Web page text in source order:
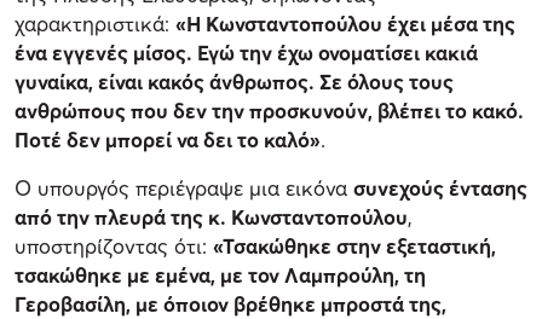
χαρακτηριστικά: «Η Κωνσταντοπούλου έχει μέσα της
ένα εγγενές μίσος. Εγώ την έχω ονοματίσει κακιά
γυναίκα, είναι κακός άνθρωπος. Σε όλους τους
ανθρώπους που δεν την προσκυνούν, βλέπει το κακό.
Ποτέ δεν μπορεί να δει το καλό».
Ο υπουργός περιέγραψε μια εικόνα συνεχούς έντασης
από την πλευρά της κ. Κωνσταντοπούλου,
υποστηρίζοντας ότι: «Τσακώθηκε στην εξεταστική,
τσακώθηκε με εμένα, με τον Λαμπρούλη, τη
Γεροβασίλη, με όποιον βρέθηκε μπροστά της,